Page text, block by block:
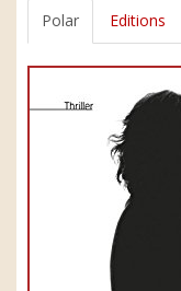
Polar Editions